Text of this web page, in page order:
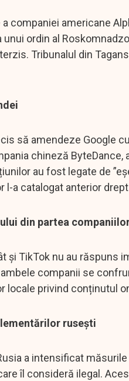
a companiei americane
ordin al
Tribunalul din
să amendeze Google
chineză
au fost legate de
l-a catalogat anterior
din partea
și TikTok nu au răspuns
companii se
locale privind conținutul
rusești
a intensificat
îl consideră ilegal.